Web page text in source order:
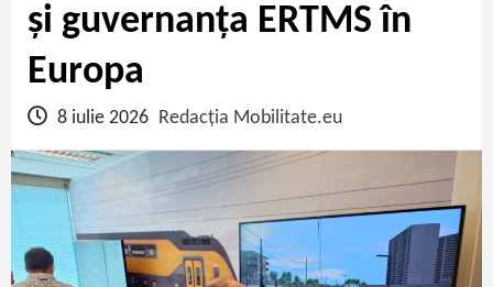
și guvernanța ERTMS în
Europa
8 iulie 2026 Redacția Mobilitate.eu